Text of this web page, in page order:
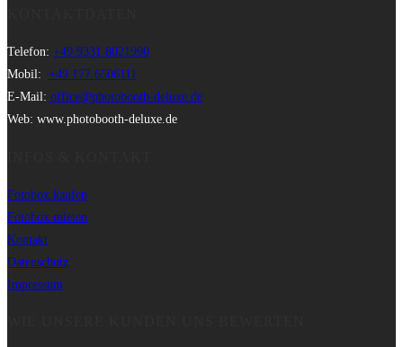
Telefon: +49 9331 8021990
Mobil: +49 177 6506111
E-Mail: office@photobooth-deluxe.de
Web: www.photobooth-deluxe.de
Fotobox kaufen
Fotobox mieten
Kontakt
Datenschutz
Impressum